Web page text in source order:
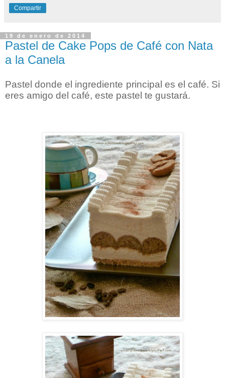
Compartir
19 de enero de 2014
Pastel de Cake Pops de Café con Nata
a la Canela
Pastel donde el ingrediente principal es el café. Si
eres amigo del café, este pastel te gustará.